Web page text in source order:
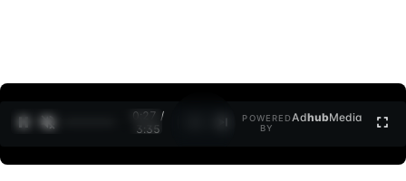
0:28 /
3:35
POWERED
BY
AdhubMedia